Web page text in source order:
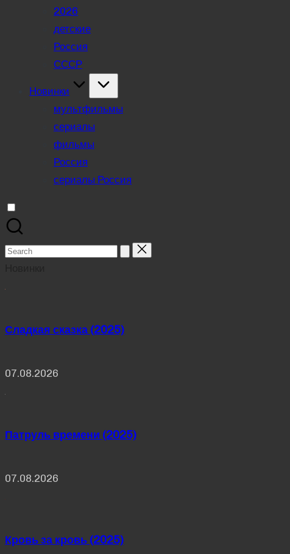
2026
детские
Россия
СССР
Новинки
мультфильмы
сериалы
фильмы
Россия
сериалы Россия
Search
Сладкая сказка (2025)
07.08.2026
Патруль времени (2025)
07.08.2026
Кровь за кровь (2025)